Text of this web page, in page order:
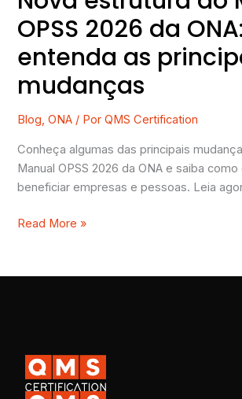
OPSS 2026 da ONA:
entenda as
mudanças
Blog,ONA / PorQMS Certification
Conheça algumas das principais
Manual OPSS 2026 da ONA e saiba
beneficiar empresas e pessoas. Leia
Read More »